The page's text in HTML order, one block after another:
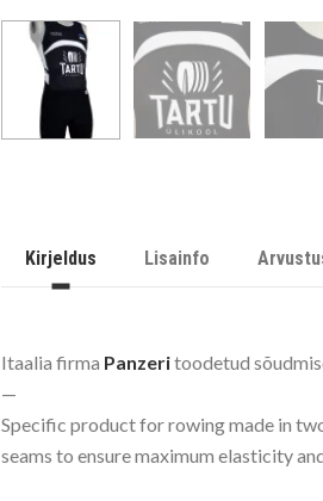
Kirjeldus Lisainfo
Itaalia firma Panzeritoodetud
—
Specific product for rowing made in
seams to ensure maximum elasticity